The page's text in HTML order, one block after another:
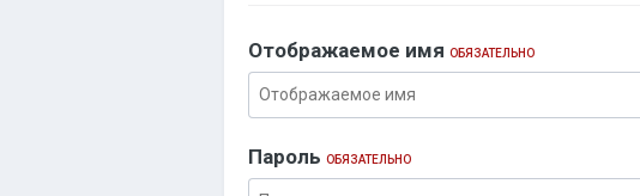
Отображаемое имя ОБЯЗАТЕЛЬНО
Пароль ОБЯЗАТЕЛЬНО